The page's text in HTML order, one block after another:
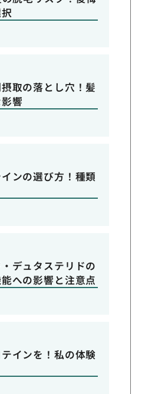
取の落とし穴！髪
響
ンの選び方！種類
デュタステリドの
への影響と注意点
インを！私の体験